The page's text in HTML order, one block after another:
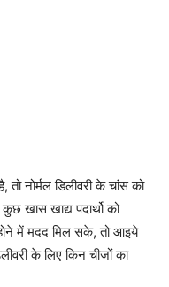
तो नोर्मल डिलीवरी के चांस को
खास खाद्य पदार्थो को
होने में मदद मिल सके, तो आइये
के लिए किन चीजों का